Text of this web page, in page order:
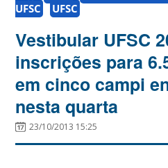
UFSC
UFSC
Vestibular UFSC
inscrições para
em cinco campi
nesta quarta
23/10/2013 15:25